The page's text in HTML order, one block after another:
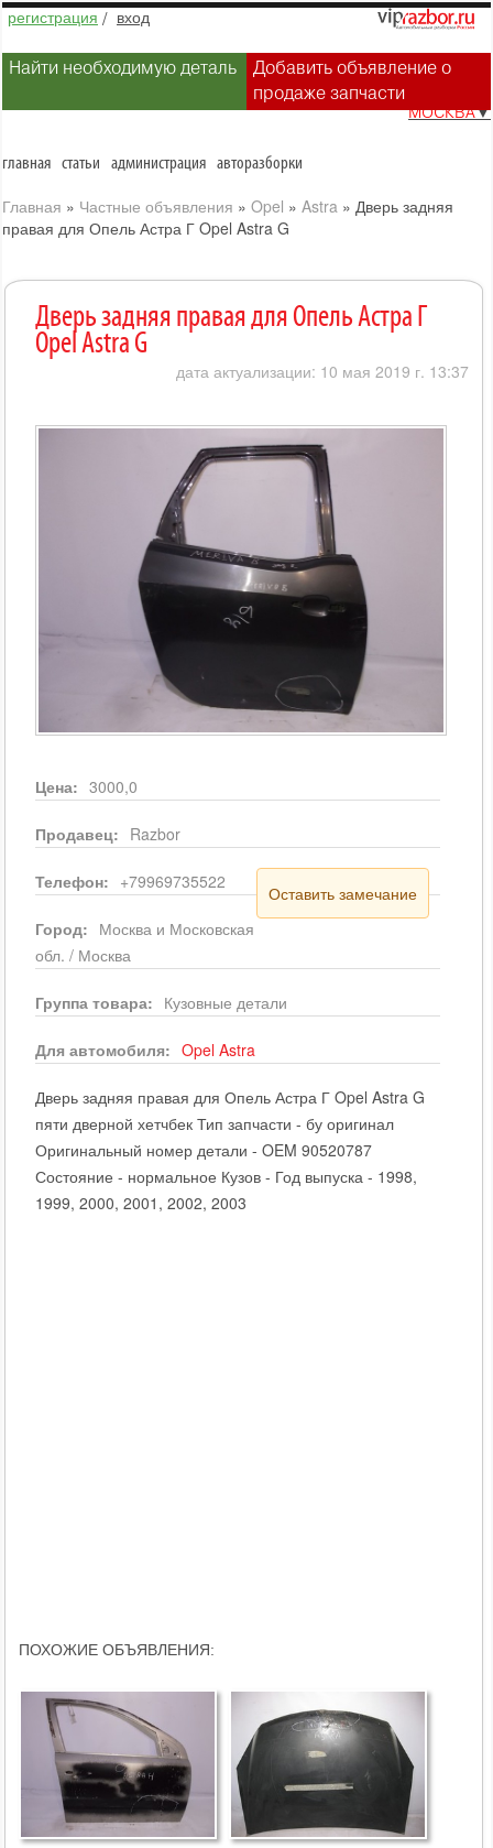
регистрация / вход
Найти необходимую деталь
Добавить объявление о
продаже запчасти
МОСКВА▼
главная статьи администрация авторазборки
Главная » Частные объявления » Opel » Astra » Дверь задняя
правая для Опель Астра Г Opel Astra G
Дверь задняя правая для Опель Астра Г
Opel Astra G
дата актуализации: 10 мая 2019 г. 13:37
Цена: 3000,0
Продавец: Razbor
Телефон: +79969735522
Оставить замечание
Город: Москва и Московская
обл. / Москва
Группа товара: Кузовные детали
Для автомобиля: Opel Astra
Дверь задняя правая для Опель Астра Г Opel Astra G
пяти дверной хетчбек Тип запчасти - бу оригинал
Оригинальный номер детали - OEM 90520787
Состояние - нормальное Кузов - Год выпуска - 1998,
1999, 2000, 2001, 2002, 2003
ПОХОЖИЕ ОБЪЯВЛЕНИЯ: